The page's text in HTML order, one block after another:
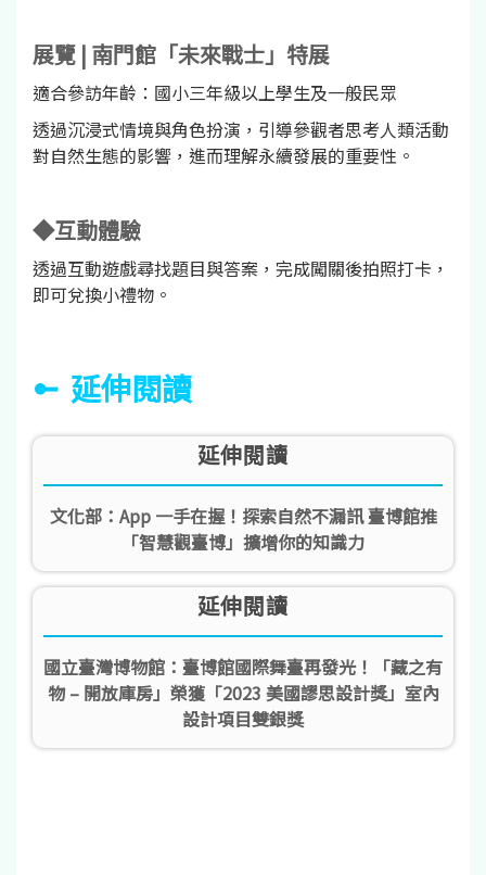
展覽 | 南門館「未來戰士」特展
適合參訪年齡：國小三年級以上學生及一般民眾
透過沉浸式情境與角色扮演，引導參觀者思考人類活動
對自然生態的影響，進而理解永續發展的重要性。
◆互動體驗
透過互動遊戲尋找題目與答案，完成闖關後拍照打卡，
即可兌換小禮物。
延伸閱讀
延伸閱讀
文化部：App 一手在握！探索自然不漏訊 臺博館推
「智慧觀臺博」擴增你的知識力
延伸閱讀
國立臺灣博物館：臺博館國際舞臺再發光！「藏之有
物 – 開放庫房」榮獲「2023 美國謬思設計獎」室內
設計項目雙銀獎